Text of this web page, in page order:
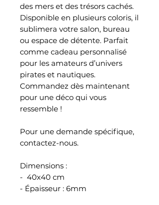
des mers et des trésors cachés.
Disponible en plusieurs coloris, il
sublimera votre salon, bureau
ou espace de détente. Parfait
comme cadeau personnalisé
pour les amateurs d’univers
pirates et nautiques.
Commandez dès maintenant
pour une déco qui vous
ressemble !
Pour une demande spécifique,
contactez-nous.
Dimensions :
- 40x40 cm
- Épaisseur : 6mm